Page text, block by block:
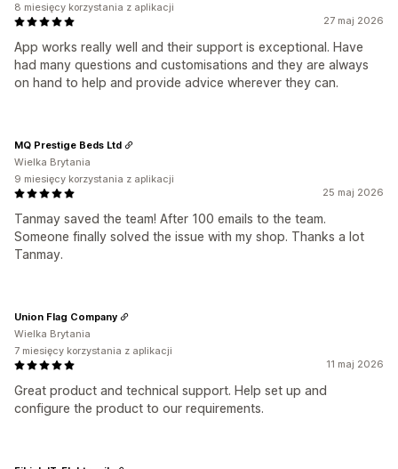
27 maj 2026
App works really well and their support is exceptional. Have
had many questions and customisations and they are always
on hand to help and provide advice wherever they can.
8 miesięcy korzystania z aplikacji
25 maj 2026
Tanmay saved the team! After 100 emails to the team.
Someone finally solved the issue with my shop. Thanks a lot
Tanmay.
MQ Prestige Beds Ltd
Wielka Brytania
9 miesięcy korzystania z aplikacji
11 maj 2026
Great product and technical support. Help set up and
configure the product to our requirements.
Union Flag Company
Wielka Brytania
7 miesięcy korzystania z aplikacji